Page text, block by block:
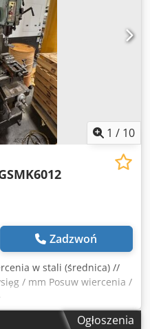
1 / 10
Zadzwoń
w stali (średnica) //
/ mm Posuw wiercenia /
wiertarka stołowa
Ogłoszenia